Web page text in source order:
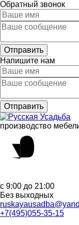
Обратный звонок
Напишите нам
производство
с 9:00 до 21:00
Без выходных
+7(495)055-35-15